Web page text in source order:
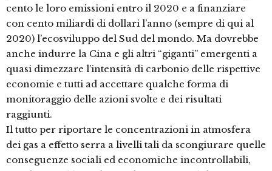
cento le loro emissioni entro il 2020 e a finanziare
con cento miliardi di dollari l’anno (sempre di qui al
2020) l’ecosviluppo del Sud del mondo. Ma dovrebbe
anche indurre la Cina e gli altri “giganti” emergenti a
quasi dimezzare l’intensità di carbonio delle rispettive
economie e tutti ad accettare qualche forma di
monitoraggio delle azioni svolte e dei risultati
raggiunti.
Il tutto per riportare le concentrazioni in atmosfera
dei gas a effetto serra a livelli tali da scongiurare quelle
conseguenze sociali ed economiche incontrollabili,